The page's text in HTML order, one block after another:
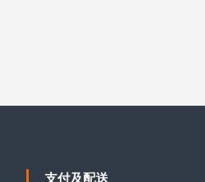
支付及配送